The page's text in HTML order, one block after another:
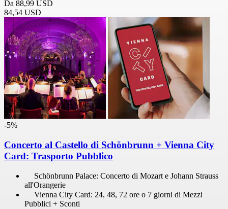
Da 88,99 USD
84,54 USD
-5%
Concerto al Castello di Schönbrunn + Vienna City
Card: Trasporto Pubblico
Schönbrunn Palace: Concerto di Mozart e Johann Strauss
all'Orangerie
Vienna City Card: 24, 48, 72 ore o 7 giorni di Mezzi
Pubblici + Sconti